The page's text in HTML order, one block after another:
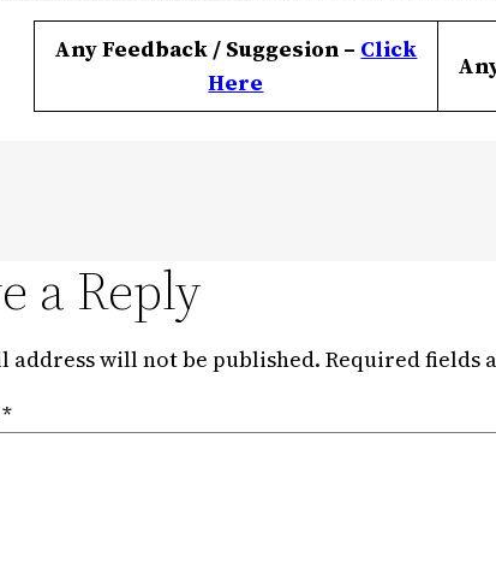
Any Feedback / Suggesion – Click
Here
a Reply
address will not be published.Required fields
*